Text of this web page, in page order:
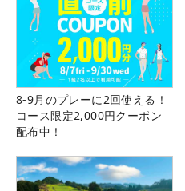
8-9月のプレーに2回使える！
コース限定2,000円クーポン
配布中！